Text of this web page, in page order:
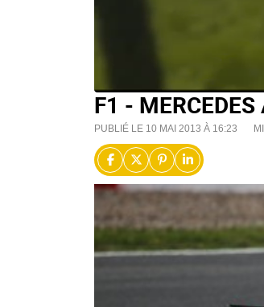
F1 -
PUBLIÉ LE 10 MAI 2013 À 16:23